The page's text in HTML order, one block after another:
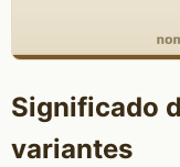
Significado
variantes